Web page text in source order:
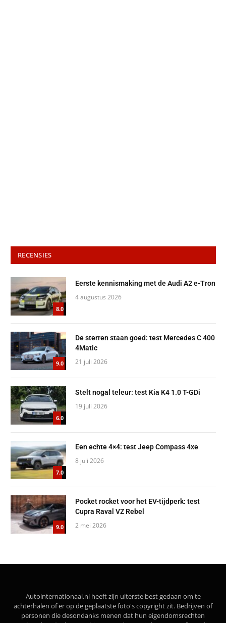
RECENSIES
8.0
Eerste kennismaking met de Audi A2 e-Tron
4 augustus 2026
9.0
De sterren staan goed: test Mercedes C 400
4Matic
21 juli 2026
6.0
Stelt nogal teleur: test Kia K4 1.0 T-GDi
19 juli 2026
7.0
Een echte 4×4: test Jeep Compass 4xe
8 juli 2026
9.0
Pocket rocket voor het EV-tijdperk: test
Cupra Raval VZ Rebel
2 mei 2026
Autointernationaal.nl heeft zijn uiterste best gedaan om te
achterhalen of er op de geplaatste foto's copyright zit. Bedrijven of
personen die desondanks menen dat hun eigendomsrechten